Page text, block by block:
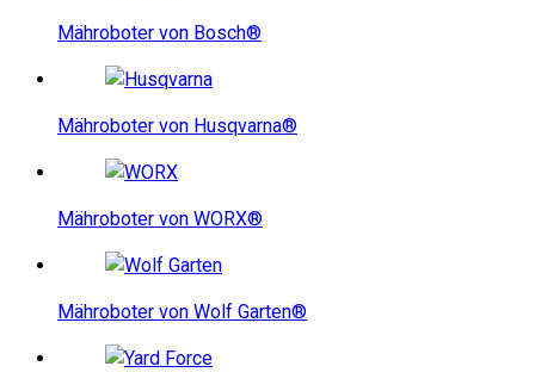
Mähroboter von Bosch®
Mähroboter von Husqvarna®
Mähroboter von WORX®
Mähroboter von Wolf Garten®